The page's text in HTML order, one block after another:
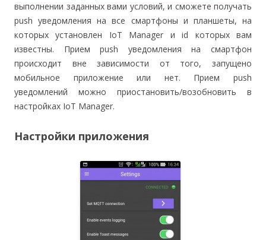
выполнении заданных вами условий, и сможете получать
push уведомления на все смартфоны и планшеты, на
которых установлен IoT Manager и id которых вам
известны. Прием push уведомления на смартфон
происходит вне зависимости от того, запущено
мобильное приложение или нет. Прием push
уведомлений можно приостановить/возобновить в
настройках IoT Manager.
Настройки приложения